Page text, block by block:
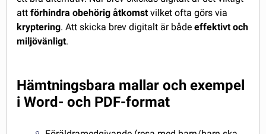
attförhindra obehörig åtkomst vilket ofta görs via
kryptering. Att skicka brev digitalt är bådeeffektivt och
miljövänligt.
Hämtningsbara mallar och exempel
i Word- och PDF-format